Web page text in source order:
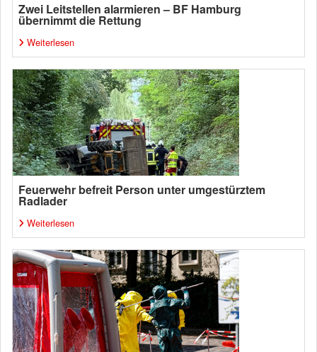
Zwei Leitstellen alarmieren – BF Hamburg
übernimmt die Rettung
Weiterlesen
Feuerwehr befreit Person unter umgestürztem
Radlader
Weiterlesen